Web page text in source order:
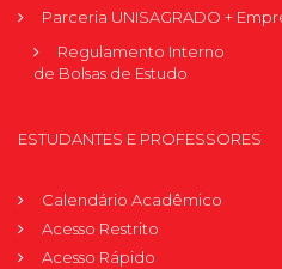
Parceria UNISAGRADO +
Regulamento Interno
de Bolsas de Estudo
ESTUDANTES E PROFESSORES
Calendário Acadêmico
Acesso Restrito
Acesso Rápido